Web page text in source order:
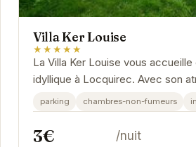
Villa Ker Louise
★★★★★
La Villa Ker Louise vous
idyllique à Locquirec. Avec son
chaleureuse et ses équipements
promet...
parking chambres-non-fumeurs
3€ /nuit